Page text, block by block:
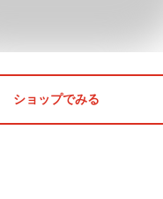
ショップでみる